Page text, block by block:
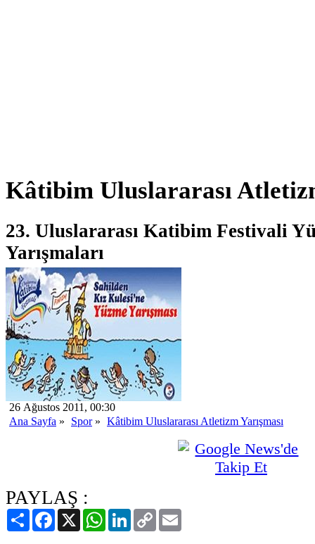
Kâtibim Uluslararası
23. Uluslararası Katibim Festivali
Yarışmaları
26 Ağustos 2011, 00:30
Ana Sayfa » Spor» Kâtibim Uluslararası Atletizm Yarışması
PAYLAŞ :
PaylaşFacebook
X WhatsAppLinkedIn
Copy
Link